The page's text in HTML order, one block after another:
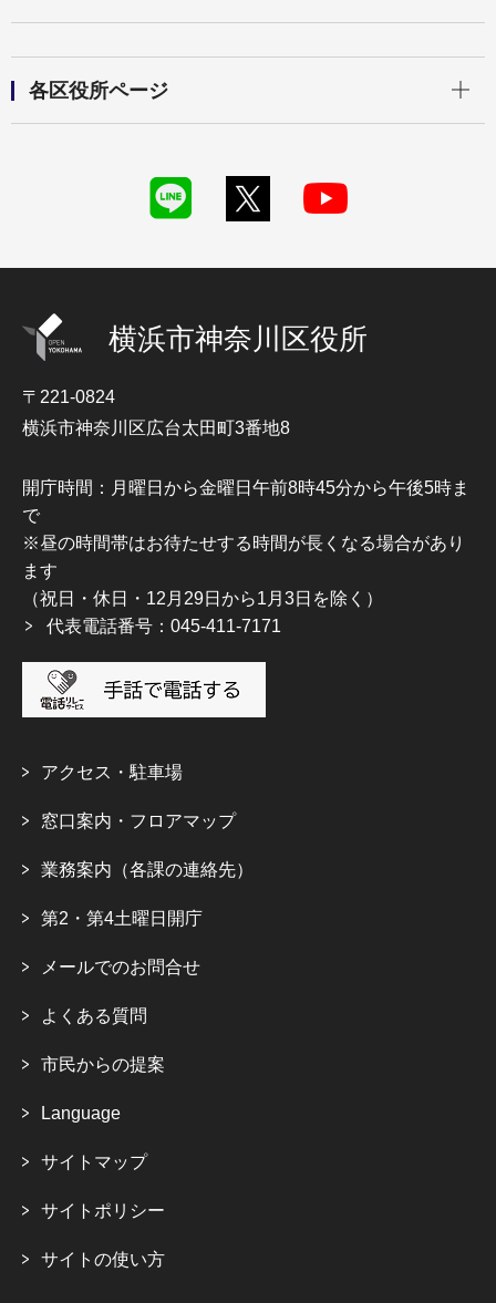
各区役所ページ
横浜市神奈川区役所
〒221-0824
横浜市神奈川区広台太田町3番地8
開庁時間：月曜日から金曜日午前8時45分から午後5時ま
で
※昼の時間帯はお待たせする時間が長くなる場合があり
ます
（祝日・休日・12月29日から1月3日を除く）
代表電話番号：045-411-7171
アクセス・駐車場
窓口案内・フロアマップ
業務案内（各課の連絡先）
第2・第4土曜日開庁
メールでのお問合せ
よくある質問
市民からの提案
Language
サイトマップ
サイトポリシー
サイトの使い方